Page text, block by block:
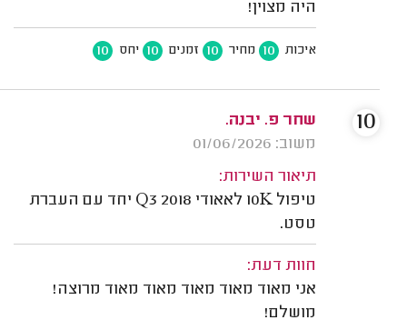
היה מצוין!
איכות 10 מחיר 10 זמנים 10 יחס 10
שחר פ. יבנה.
משוב: 01/06/2026
תיאור השירות:
טיפול 10K לאאודי Q3 2018 יחד עם העברת
טסט.
חוות דעת:
אני מאוד מאוד מאוד מאוד מאוד מרוצה!
מושלם!
10